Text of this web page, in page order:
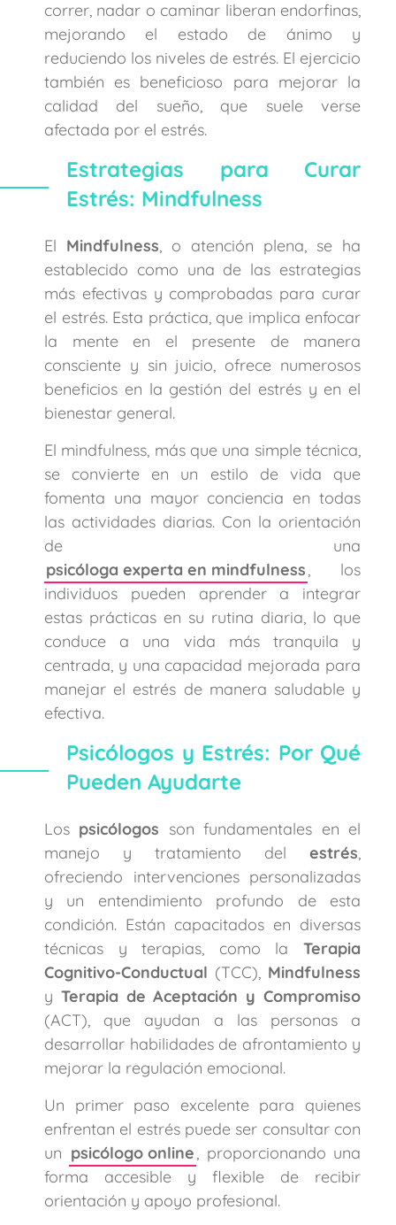
correr, nadar o caminar liberan endorfinas,
mejorando el estado de ánimo y
reduciendo los niveles de estrés. El ejercicio
también es beneficioso para mejorar la
calidad del sueño, que suele verse
afectada por el estrés.
Estrategias para Curar
Estrés: Mindfulness
El Mindfulness, o atención plena, se ha
establecido como una de las estrategias
más efectivas y comprobadas para curar
el estrés. Esta práctica, que implica enfocar
la mente en el presente de manera
consciente y sin juicio, ofrece numerosos
beneficios en la gestión del estrés y en el
bienestar general.
El mindfulness, más que una simple técnica,
se convierte en un estilo de vida que
fomenta una mayor conciencia en todas
las actividades diarias. Con la orientación
de una
psicóloga experta en mindfulness, los
individuos pueden aprender a integrar
estas prácticas en su rutina diaria, lo que
conduce a una vida más tranquila y
centrada, y una capacidad mejorada para
manejar el estrés de manera saludable y
efectiva.
Psicólogos y Estrés: Por Qué
Pueden Ayudarte
Los psicólogos son fundamentales en el
manejo y tratamiento del estrés,
ofreciendo intervenciones personalizadas
y un entendimiento profundo de esta
condición. Están capacitados en diversas
técnicas y terapias, como la Terapia
Cognitivo-Conductual (TCC), Mindfulness
y Terapia de Aceptación y Compromiso
(ACT), que ayudan a las personas a
desarrollar habilidades de afrontamiento y
mejorar la regulación emocional.
Un primer paso excelente para quienes
enfrentan el estrés puede ser consultar con
un psicólogo online, proporcionando una
forma accesible y flexible de recibir
orientación y apoyo profesional.